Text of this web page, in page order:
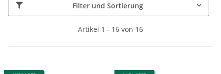
Filter und Sortierung
Artikel 1 - 16 von 16